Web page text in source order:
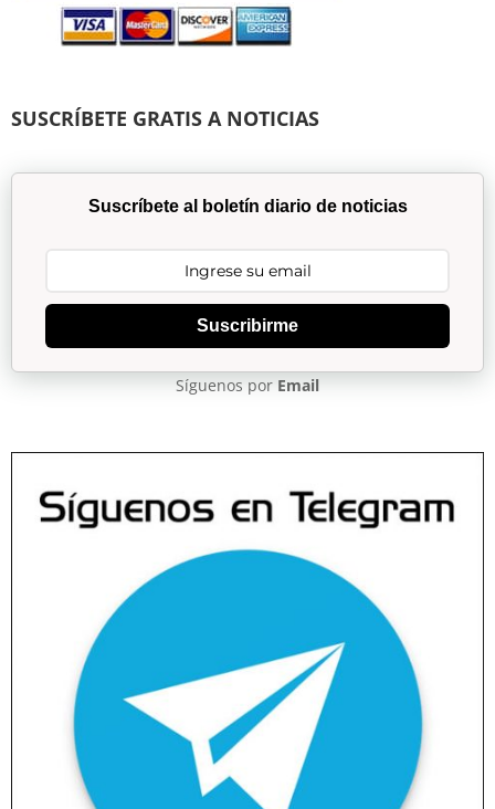
SUSCRÍBETE GRATIS A NOTICIAS
Suscríbete al boletín diario de noticias
Suscribirme
Síguenos por Email